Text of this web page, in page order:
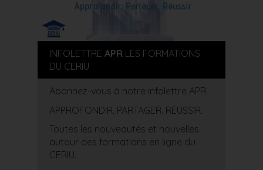
INFOLETTRE APR LES FORMATIONS
DU CERIU
Abonnez-vous à notre infolettre APR
APPROFONDIR. PARTAGER. RÉUSSIR.
Toutes les nouveautés et nouvelles
autour des formations en ligne du
CERIU.